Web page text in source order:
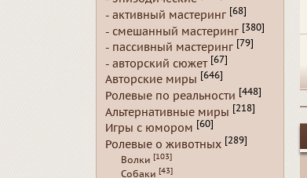
- активный мастеринг [68]
- смешанный мастеринг [380]
- пассивный мастеринг [79]
- авторский сюжет [67]
Авторские миры [646]
Ролевые по реальности [448]
Альтернативные миры [218]
Игры с юмором [60]
Ролевые о животных [289]
Волки [103]
Собаки [43]